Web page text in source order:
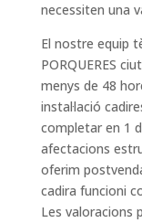
necessiten una
El nostre equip
PORQUERES
menys de 48
instal·lació
completar en 1
afectacions
oferim
cadira funcioni
Les valoracions